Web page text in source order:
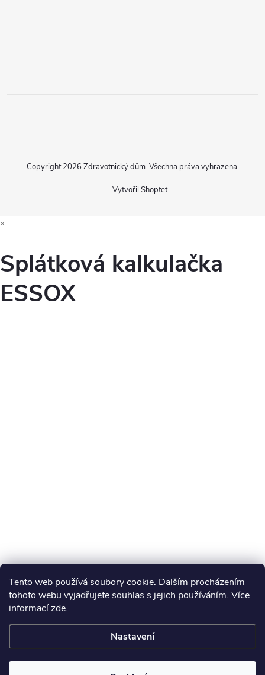
Tento web používá soubory cookie. Dalším procházením
tohoto webu vyjadřujete souhlas s jejich používáním. Více
informacízde.
Nastavení
Vytvořil Shoptet
Copyright 2026 Zdravotnický dům. Všechna práva vyhrazena.
×
Splátková kalkulačka
ESSOX